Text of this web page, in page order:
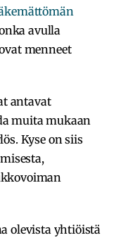
avulla
menneet
antavat
muita mukaan
Kyse on siis
olevista yhtiöistä